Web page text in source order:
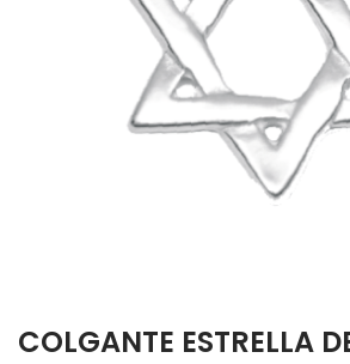
COLGANTE ESTRELLA